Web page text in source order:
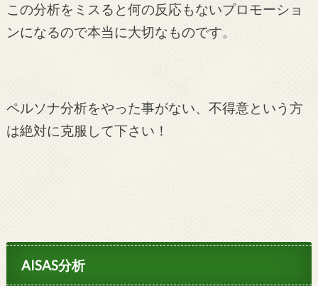
この分析をミスると何の反応もないプロモーショ
ンになるので本当に大切なものです。
ペルソナ分析をやった事がない、不得意という方
は絶対に克服して下さい！
AISAS分析